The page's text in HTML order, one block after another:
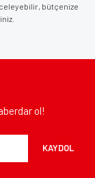
bütçenize
ol!
KAYDOL